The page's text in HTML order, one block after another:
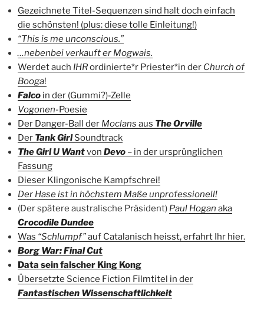
Gezeichnete Titel-Sequenzen sind halt doch einfach
die schönsten! (plus: diese tolle Einleitung!)
“This is me unconscious.”
…nebenbei verkauft er Mogwais.
Werdet auch IHRordinierte*r Priester*in der Church of
Booga!
Falco in der (Gummi?)-Zelle
Vogonen-Poesie
Der Danger-Ball der Moclans aus The Orville
Der Tank GirlSoundtrack
The Girl U Wantvon Devo – in der ursprünglichen
Fassung
Dieser Klingonische Kampfschrei!
Der Hase ist in höchstem Maße unprofessionell!
(Der spätere australische Präsident) Paul Hogan aka
Crocodile Dundee
Was “Schlumpf”auf Catalanisch heisst, erfahrt Ihr hier.
Borg War: Final Cut
Data sein falscher King Kong
Übersetzte Science Fiction Filmtitel in der
Fantastischen Wissenschaftlichkeit